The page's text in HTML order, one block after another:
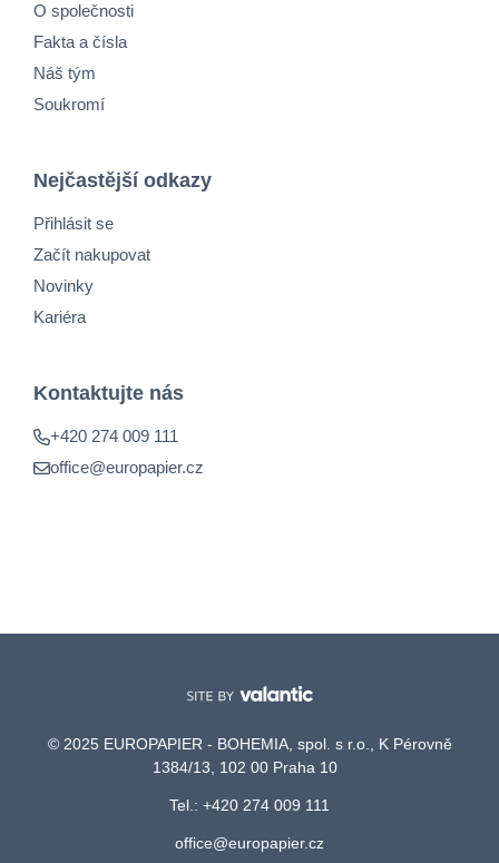
O společnosti
Fakta a čísla
Náš tým
Soukromí
Nejčastější odkazy
Přihlásit se
Začít nakupovat
Novinky
Kariéra
Kontaktujte nás
+420 274 009 111
office@europapier.cz
© 2025 EUROPAPIER - BOHEMIA, spol. s r.o., K Pérovně
1384/13, 102 00 Praha 10
Tel.: +420 274 009 111
office@europapier.cz